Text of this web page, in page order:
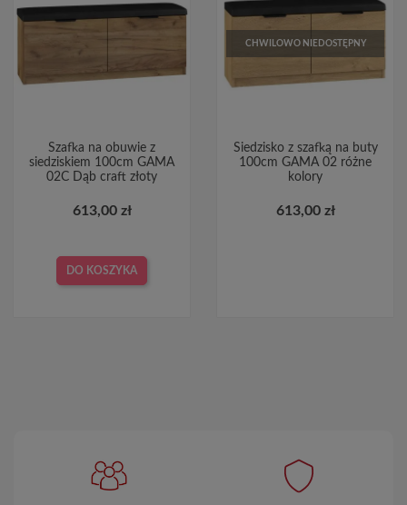
Szafka na obuwie z
siedziskiem 100cm GAMA
02C Dąb craft złoty
613,00 zł
DO KOSZYKA
CHWILOWO NIEDOSTĘPNY
Siedzisko z szafką na buty
100cm GAMA 02 różne
kolory
613,00 zł